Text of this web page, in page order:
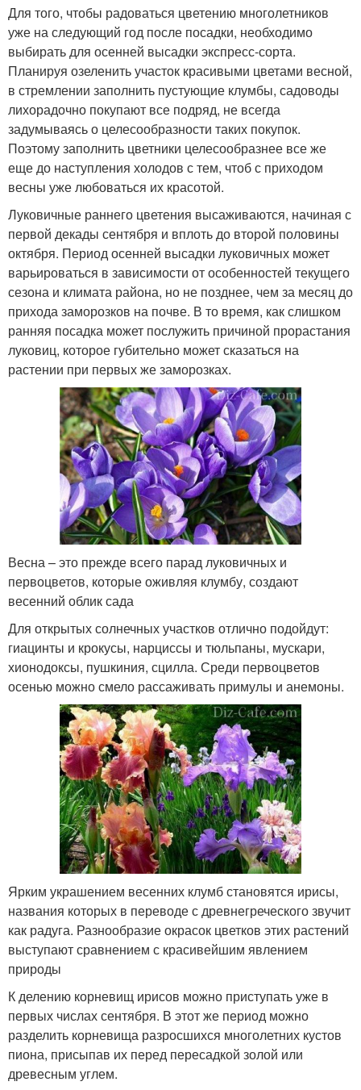
Для того, чтобы радоваться цветению многолетников
уже на следующий год после посадки, необходимо
выбирать для осенней высадки экспресс-сорта.
Планируя озеленить участок красивыми цветами весной,
в стремлении заполнить пустующие клумбы, садоводы
лихорадочно покупают все подряд, не всегда
задумываясь о целесообразности таких покупок.
Поэтому заполнить цветники целесообразнее все же
еще до наступления холодов с тем, чтоб с приходом
весны уже любоваться их красотой.
Луковичные раннего цветения высаживаются, начиная с
первой декады сентября и вплоть до второй половины
октября. Период осенней высадки луковичных может
варьироваться в зависимости от особенностей текущего
сезона и климата района, но не позднее, чем за месяц до
прихода заморозков на почве. В то время, как слишком
ранняя посадка может послужить причиной прорастания
луковиц, которое губительно может сказаться на
растении при первых же заморозках.
Весна – это прежде всего парад луковичных и
первоцветов, которые оживляя клумбу, создают
весенний облик сада
Для открытых солнечных участков отлично подойдут:
гиацинты и крокусы, нарциссы и тюльпаны, мускари,
хионодоксы, пушкиния, сцилла. Среди первоцветов
осенью можно смело рассаживать примулы и анемоны.
Ярким украшением весенних клумб становятся ирисы,
названия которых в переводе с древнегреческого звучит
как радуга. Разнообразие окрасок цветков этих растений
выступают сравнением с красивейшим явлением
природы
К делению корневищ ирисов можно приступать уже в
первых числах сентября. В этот же период можно
разделить корневища разросшихся многолетних кустов
пиона, присыпав их перед пересадкой золой или
древесным углем.